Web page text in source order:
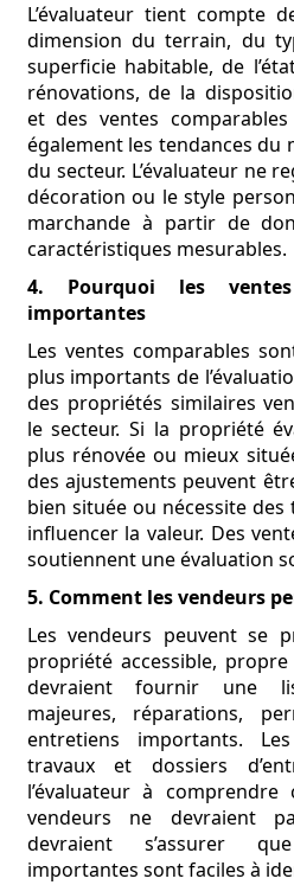
L’évaluateur tient compte
dimension du terrain, du
superficie habitable, de
rénovations, de la
et des ventes
également les tendances du
du secteur. L’évaluateur ne
décoration ou le style
marchande à partir de
caractéristiques mesurables.
4. Pourquoi les
importantes
Les ventes comparables
plus importants de
des propriétés similaires
le secteur. Si la propriété
plus rénovée ou mieux
des ajustements peuvent
bien située ou nécessite des
influencer la valeur. Des
soutiennent une évaluation
5. Comment les vendeurs
Les vendeurs peuvent se
propriété accessible,
devraient fournir une
majeures, réparations,
entretiens importants.
travaux et dossiers
l’évaluateur à
vendeurs ne devraient
devraient s’assurer
importantes sont faciles à